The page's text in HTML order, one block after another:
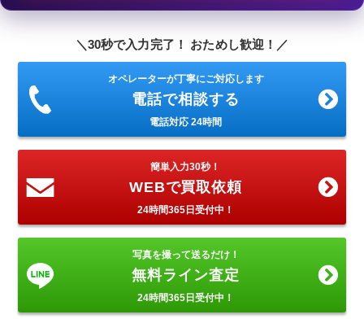
＼30秒で入力完了！ おためし歓迎！／
オペレーターが丁寧にご対応します
電話で相談する
電話対応 24時間
簡単入力30秒！
WEBで買取依頼
24時間365日受付中！
写真を撮って送るだけ！
無料ライン査定
24時間365日受付中！